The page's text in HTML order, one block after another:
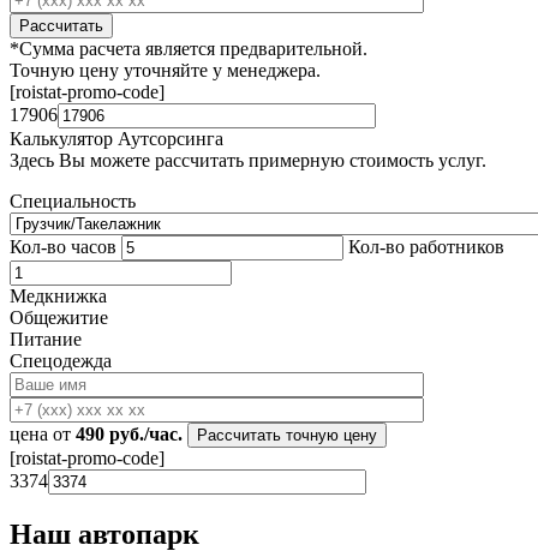
*Сумма расчета является предварительной.
Точную цену уточняйте у менеджера.
[roistat-promo-code]
17906
Калькулятор Аутсорсинга
Здесь Вы можете рассчитать примерную стоимость услуг.
Специальность
Кол-во часов Кол-во работников
Медкнижка
Общежитие
Питание
Спецодежда
цена от 490 руб./час.
[roistat-promo-code]
3374
Наш автопарк